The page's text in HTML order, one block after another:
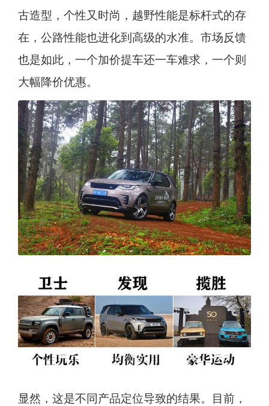
古造型，个性又时尚，越野性能是标杆式的存
在，公路性能也进化到高级的水准。市场反馈
也是如此，一个加价提车还一车难求，一个则
大幅降价优惠。
显然，这是不同产品定位导致的结果。目前，